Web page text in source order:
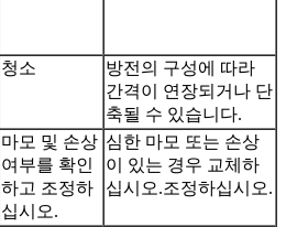
청소
방전의 구성에 따라
간격이 연장되거나 단
축될 수 있습니다.
마모 및 손상
여부를 확인
하고 조정하
십시오.
심한 마모 또는 손상
이 있는 경우 교체하
십시오.조정하십시오.